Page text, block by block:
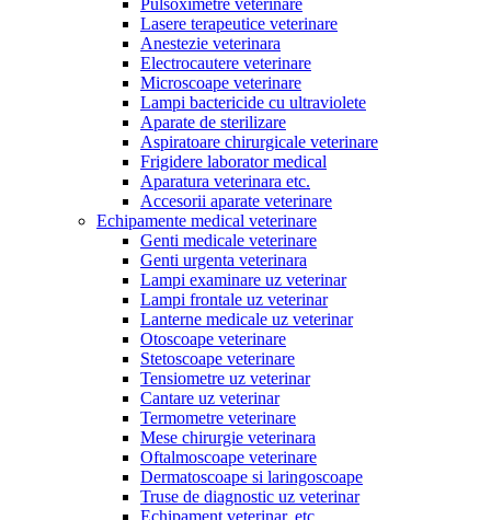
Pulsoximetre veterinare
Lasere terapeutice veterinare
Anestezie veterinara
Electrocautere veterinare
Microscoape veterinare
Lampi bactericide cu ultraviolete
Aparate de sterilizare
Aspiratoare chirurgicale veterinare
Frigidere laborator medical
Aparatura veterinara etc.
Accesorii aparate veterinare
Echipamente medical veterinare
Genti medicale veterinare
Genti urgenta veterinara
Lampi examinare uz veterinar
Lampi frontale uz veterinar
Lanterne medicale uz veterinar
Otoscoape veterinare
Stetoscoape veterinare
Tensiometre uz veterinar
Cantare uz veterinar
Termometre veterinare
Mese chirurgie veterinara
Oftalmoscoape veterinare
Dermatoscoape si laringoscoape
Truse de diagnostic uz veterinar
Echipament veterinar, etc